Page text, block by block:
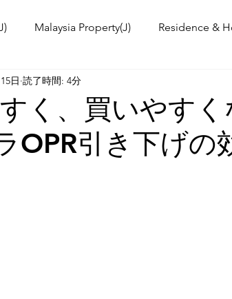
Malaysia Property(J) Residence &
kitchen(J)
Event Information & News
く、買いやす
OPR引き下げの
日 読了時間: 4分